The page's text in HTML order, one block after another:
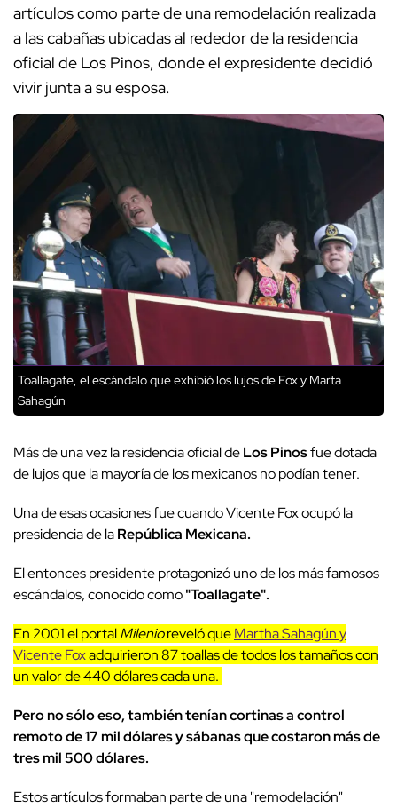
artículos como parte de una remodelación realizada
a las cabañas ubicadas al rededor de la residencia
oficial de Los Pinos, donde el expresidente decidió
vivir junta a su esposa.
Toallagate, el escándalo que exhibió los lujos de Fox y Marta
Sahagún
Más de una vez la residencia oficial deLos Pinosfue dotada
de lujos que la mayoría de los mexicanos no podían tener.
Una de esas ocasiones fue cuando Vicente Fox ocupó la
presidencia de laRepública Mexicana.
El entonces presidente protagonizó uno de los más famosos
escándalos, conocido como"Toallagate".
En 2001 el portalMilenioreveló queMartha Sahagún y
Vicente Foxadquirieron 87 toallas de todos los tamaños con
un valor de 440 dólares cada una.
Pero no sólo eso, también tenían cortinas a control
remoto de 17 mil dólares y sábanas que costaron más de
tres mil 500 dólares.
Estos artículos formaban parte de una "remodelación"